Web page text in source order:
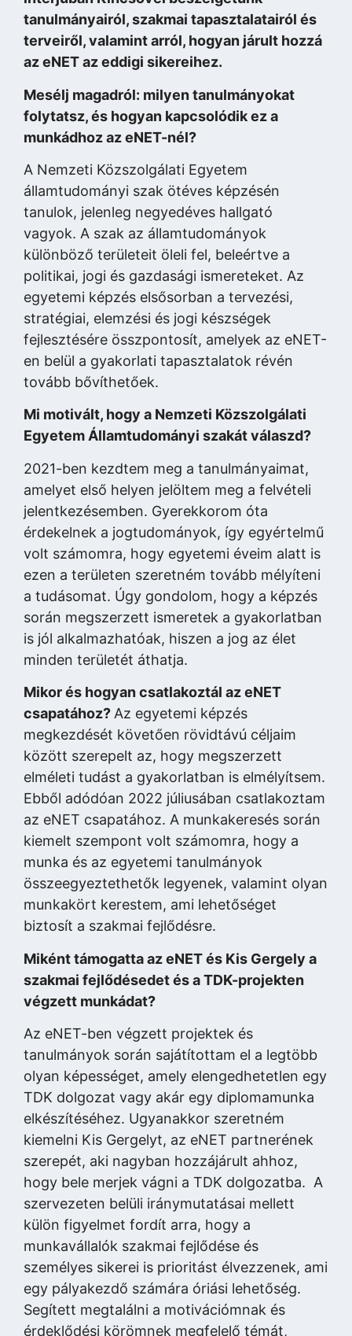
tanulmányairól, szakmai tapasztalatairól és
terveiről, valamint arról, hogyan járult hozzá
az eNET az eddigi sikereihez.
Mesélj magadról: milyen tanulmányokat
folytatsz, és hogyan kapcsolódik ez a
munkádhoz az eNET-nél?
A Nemzeti Közszolgálati Egyetem
államtudományi szak ötéves képzésén
tanulok, jelenleg negyedéves hallgató
vagyok. A szak az államtudományok
különböző területeit öleli fel, beleértve a
politikai, jogi és gazdasági ismereteket. Az
egyetemi képzés elsősorban a tervezési,
stratégiai, elemzési és jogi készségek
fejlesztésére összpontosít, amelyek az eNET-
en belül a gyakorlati tapasztalatok révén
tovább bővíthetőek.
Mi motivált, hogy a Nemzeti Közszolgálati
Egyetem Államtudományi szakát válaszd?
2021-ben kezdtem meg a tanulmányaimat,
amelyet első helyen jelöltem meg a felvételi
jelentkezésemben. Gyerekkorom óta
érdekelnek a jogtudományok, így egyértelmű
volt számomra, hogy egyetemi éveim alatt is
ezen a területen szeretném tovább mélyíteni
a tudásomat. Úgy gondolom, hogy a képzés
során megszerzett ismeretek a gyakorlatban
is jól alkalmazhatóak, hiszen a jog az élet
minden területét áthatja.
Mikor és hogyan csatlakoztál az eNET
csapatához? Az egyetemi képzés
megkezdését követően rövidtávú céljaim
között szerepelt az, hogy megszerzett
elméleti tudást a gyakorlatban is elmélyítsem.
Ebből adódóan 2022 júliusában csatlakoztam
az eNET csapatához. A munkakeresés során
kiemelt szempont volt számomra, hogy a
munka és az egyetemi tanulmányok
összeegyeztethetők legyenek, valamint olyan
munkakört kerestem, ami lehetőséget
biztosít a szakmai fejlődésre.
Miként támogatta az eNET és Kis Gergely a
szakmai fejlődésedet és a TDK-projekten
végzett munkádat?
Az eNET-ben végzett projektek és
tanulmányok során sajátítottam el a legtöbb
olyan képességet, amely elengedhetetlen egy
TDK dolgozat vagy akár egy diplomamunka
elkészítéséhez. Ugyanakkor szeretném
kiemelni Kis Gergelyt, az eNET partnerének
szerepét, aki nagyban hozzájárult ahhoz,
hogy bele merjek vágni a TDK dolgozatba. A
szervezeten belüli iránymutatásai mellett
külön figyelmet fordít arra, hogy a
munkavállalók szakmai fejlődése és
személyes sikerei is prioritást élvezzenek, ami
egy pályakezdő számára óriási lehetőség.
Segített megtalálni a motivációmnak és
érdeklődési körömnek megfelelő témát,